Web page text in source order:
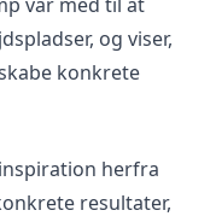
og viser,
konkrete
herfra
resultater,